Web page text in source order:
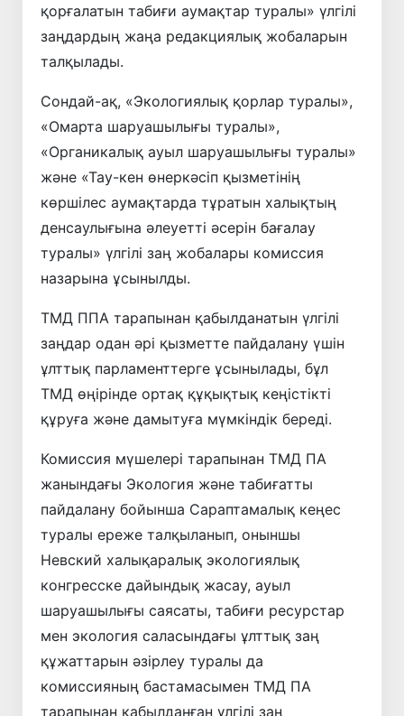
қорғалатын табиғи аумақтар туралы» үлгілі
заңдардың жаңа редакциялық жобаларын
талқылады.
Сондай-ақ, «Экологиялық қорлар туралы»,
«Омарта шаруашылығы туралы»,
«Органикалық ауыл шаруашылығы туралы»
және «Тау-кен өнеркәсіп қызметінің
көршілес аумақтарда тұратын халықтың
денсаулығына әлеуетті әсерін бағалау
туралы» үлгілі заң жобалары комиссия
назарына ұсынылды.
ТМД ППА тарапынан қабылданатын үлгілі
заңдар одан әрі қызметте пайдалану үшін
ұлттық парламенттерге ұсынылады, бұл
ТМД өңірінде ортақ құқықтық кеңістікті
құруға және дамытуға мүмкіндік береді.
Комиссия мүшелері тарапынан ТМД ПА
жанындағы Экология және табиғатты
пайдалану бойынша Сараптамалық кеңес
туралы ереже талқыланып, оныншы
Невский халықаралық экологиялық
конгресске дайындық жасау, ауыл
шаруашылығы саясаты, табиғи ресурстар
мен экология саласындағы ұлттық заң
құжаттарын әзірлеу туралы да
комиссияның бастамасымен ТМД ПА
тарапынан қабылданған үлгілі заң